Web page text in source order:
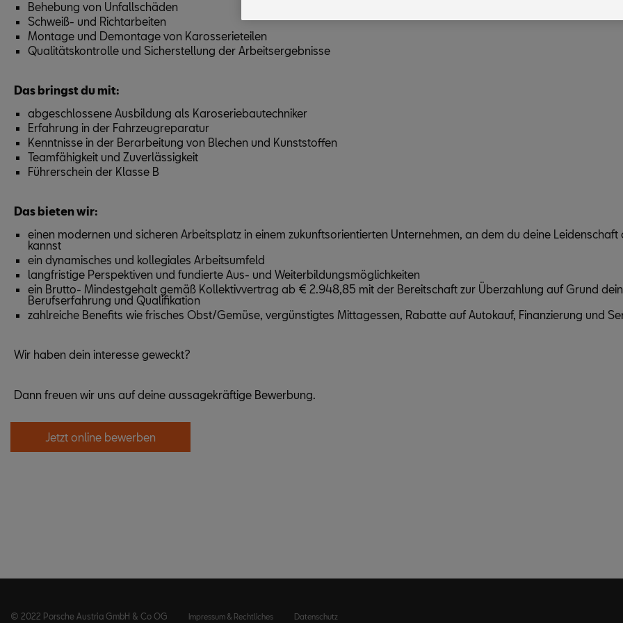
Behebung von Unfallschäden
Schweiß- und Richtarbeiten
Montage und Demontage von Karosserieteilen
Qualitätskontrolle und Sicherstellung der Arbeitsergebnisse
Das bringst du mit:
abgeschlossene Ausbildung als Karoseriebautechniker
Erfahrung in der Fahrzeugreparatur
Kenntnisse in der Berarbeitung von Blechen und Kunststoffen
Teamfähigkeit und Zuverlässigkeit
Führerschein der Klasse B
Das bieten wir:
einen modernen und sicheren Arbeitsplatz in einem zukunftsorientierten Unternehmen, an dem du deine Leidenschaft
kannst
ein dynamisches und kollegiales Arbeitsumfeld
langfristige Perspektiven und fundierte Aus- und Weiterbildungsmöglichkeiten
ein Brutto- Mindestgehalt gemäß Kollektivvertrag ab € 2.948,85 mit der Bereitschaft zur Überzahlung auf Grund
Berufserfahrung und Qualifikation
zahlreiche Benefits wie frisches Obst/Gemüse, vergünstigtes Mittagessen, Rabatte auf Autokauf, Finanzierung und
Wir haben dein interesse geweckt?
Dann freuen wir uns auf deine aussagekräftige Bewerbung.
Jetzt online bewerben
© 2022 Porsche Austria GmbH & Co OG Impressum & Rechtliches Datenschutz
Porsche Betriebs, Porsche Inter Auto GmbH & Co KG, eingesehen werden.